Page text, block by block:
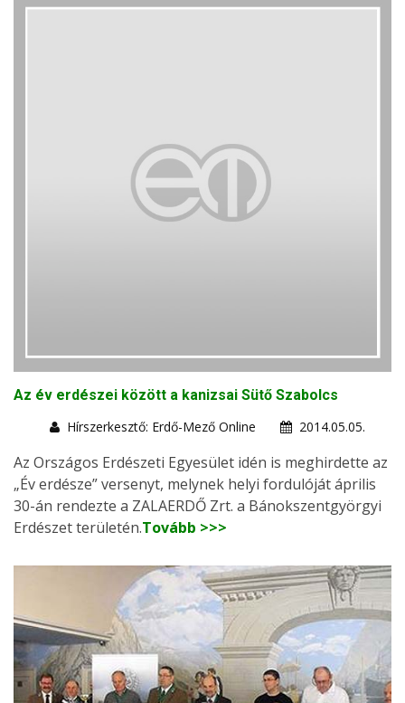
Az év erdészei között a kanizsai Sütő Szabolcs
Hírszerkesztő: Erdő-Mező Online
2014.05.05.
Az Országos Erdészeti Egyesület idén is meghirdette az
„Év erdésze” versenyt, melynek helyi fordulóját április
30-án rendezte a ZALAERDŐ Zrt. a Bánokszentgyörgyi
Erdészet területén.Tovább >>>